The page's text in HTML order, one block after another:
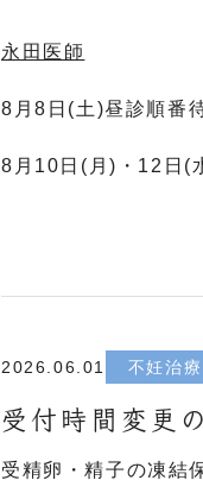
永田医師
8月8日(土)昼診順番
8月10日(月)・12日(
2026.06.01 不妊治療
受付時間変更
受精卵・精子の凍結